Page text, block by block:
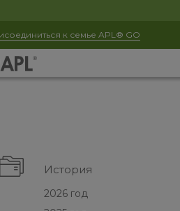
к семье APL® GO
История
2026 год